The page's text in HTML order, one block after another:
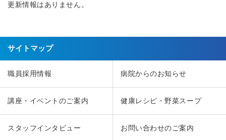
更新情報はありません。
サイトマップ
職員採用情報 病院からのお知らせ
講座・イベントのご案内 健康レシピ・野菜スープ
スタッフインタビュー お問い合わせのご案内